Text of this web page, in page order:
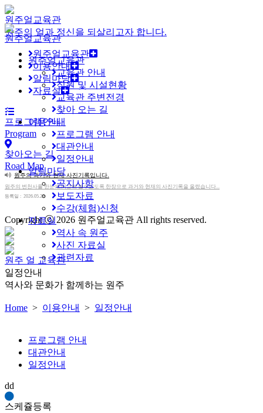
원주얼교육관
원주얼교육관
교육관 안내
직원 및 시설현황
교육관 주변전경
찾아 오는 길
이용안내
프로그램 안내
대관안내
일정안내
알림마당
공지사항
보도자료
수강(체험)신청
자료실
역사 속 원주
사진 자료실
관련자료
원주얼교육관
원주의 얼과 정신을 되살리고자 합니다.
원주얼교육관
이용안내
알림마당
자료실
프로그램안내
Program
찾아오는 길
Road Map
원주의 과거와 현재 사진기록입니다.
원주의 변천사를 한눈에 비교해 볼수있도록 한장으로 과거와 현재의 사진기록을 올렸습니다...
등록일 : 2026.05.29
Copyright ⓒ 2026 원주얼교육관 All rights reserved.
원주 얼 교육관
일정안내
역사와 문화가 함께하는 원주
Home > 이용안내 > 일정안내
프로그램 안내
대관안내
일정안내
dd
스케쥴등록